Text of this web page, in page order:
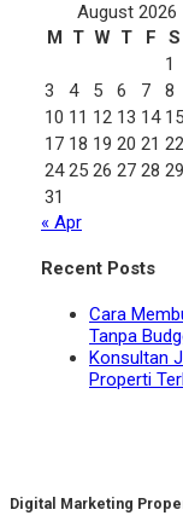
August 2026
M
T W T F S
1
3
4 5 6 7 8
10 11 12 13 14 15
17 18 19 20 21 22
24 25 26 27 28 29
31
« Apr
Recent Posts
Cara
Tanpa
Konsultan
Properti
Digital Marketing